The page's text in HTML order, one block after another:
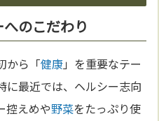
のこだわり
から「健康」を重要なテー
に最近では、ヘルシー志向
控えめや野菜をたっぷり使